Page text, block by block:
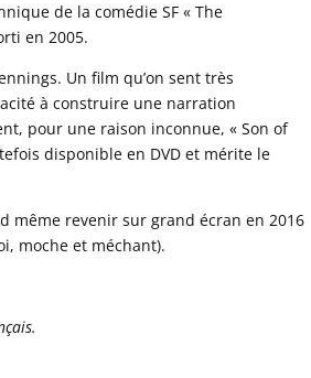
de la comédie SF « The
en 2005.
Un film qu’on sent très
à construire une narration
pour une raison inconnue, « Son of
disponible en DVD et mérite le
même revenir sur grand écran en 2016
moche et méchant).